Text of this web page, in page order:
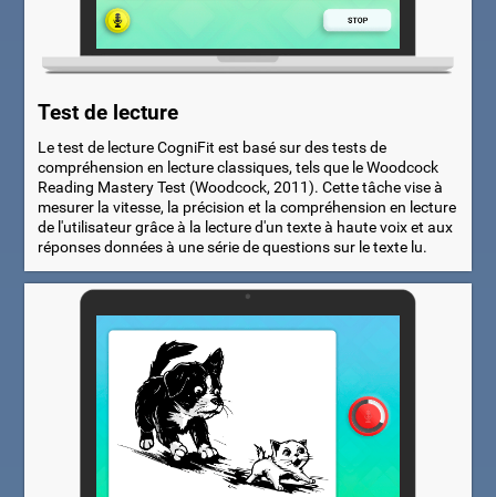
Test de lecture
Le test de lecture CogniFit est basé sur des tests de
compréhension en lecture classiques, tels que le Woodcock
Reading Mastery Test (Woodcock, 2011). Cette tâche vise à
mesurer la vitesse, la précision et la compréhension en lecture
de l'utilisateur grâce à la lecture d'un texte à haute voix et aux
réponses données à une série de questions sur le texte lu.